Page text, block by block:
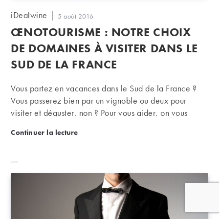
Auteur/autrice
la
publication :
iDealwine
Publication
publiée :
5 août 2016
ŒNOTOURISME : NOTRE CHOIX
DE DOMAINES À VISITER DANS LE
SUD DE LA FRANCE
Vous partez en vacances dans le Sud de la France ?
Vous passerez bien par un vignoble ou deux pour
visiter et déguster, non ? Pour vous aider, on vous
Continuer la lectureŒnotourisme : notre choix de domaines à visiter